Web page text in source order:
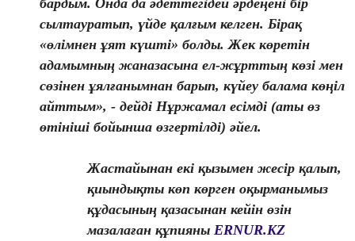
сылтауратып, үйде қалғым келген. Бірақ
«өлімнен ұят күшті» болды. Жек көретін
адамымның жаназасына ел-жұрттың көзі мен
сөзінен ұялғанымнан барып, күйеу балама көңіл
айттым», - дейді Нұржамал есімді (аты өз
өтініші бойынша өзгертілді) әйел.
Жастайынан екі қызымен жесір қалып,
қиындықты көп көрген оқырманымыз
құдасының қазасынан кейін өзін
мазалаған құпияны ERNUR.KZ